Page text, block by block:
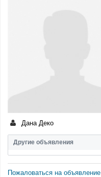
Дана Деко
Другие объявления
Пожаловаться на объявление